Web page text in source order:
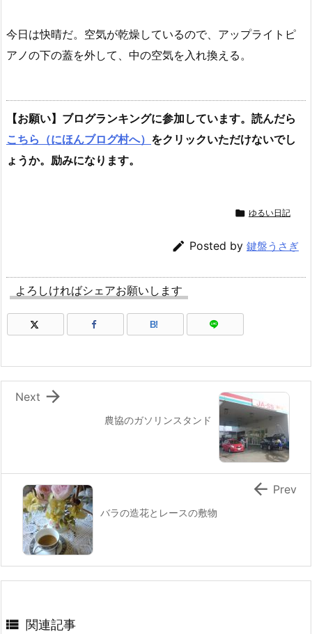
今日は快晴だ。空気が乾燥しているので、アップライトピ
アノの下の蓋を外して、中の空気を入れ換える。
【お願い】ブログランキングに参加しています。読んだら
こちら（にほんブログ村へ） をクリックいただけないでし
ょうか。励みになります。
 ゆるい日記
 Posted by 鍵盤うさぎ
よろしければシェアお願いします
B!
農協のガソリンスタンド

Next
バラの造花とレースの敷物
 Prev
 関連記事